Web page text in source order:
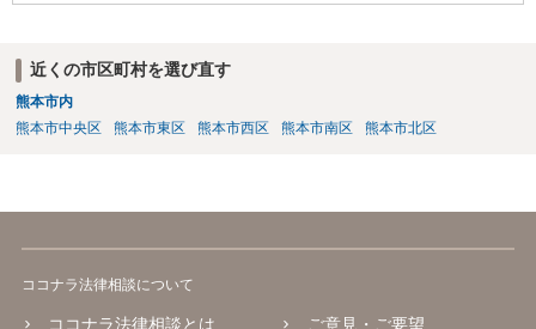
近くの市区町村を選び直す
熊本市内
熊本市中央区
熊本市東区 熊本市西区 熊本市南区 熊本市北区
ココナラ法律相談について
ココナラ法律相談とは ご意見・ご要望